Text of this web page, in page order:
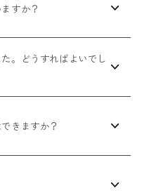
すか？
。どうすればよいでし
きますか？